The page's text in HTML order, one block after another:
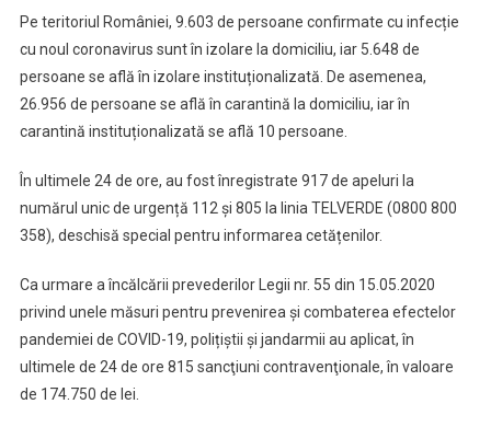
Pe teritoriul României, 9.603 de persoane confirmate cu infecție
cu noul coronavirus sunt în izolare la domiciliu, iar 5.648 de
persoane se află în izolare instituționalizată. De asemenea,
26.956 de persoane se află în carantină la domiciliu, iar în
carantină instituționalizată se află 10 persoane.
În ultimele 24 de ore, au fost înregistrate 917 de apeluri la
numărul unic de urgență 112 și 805 la linia TELVERDE (0800 800
358), deschisă special pentru informarea cetățenilor.
Ca urmare a încălcării prevederilor Legii nr. 55 din 15.05.2020
privind unele măsuri pentru prevenirea și combaterea efectelor
pandemiei de COVID-19, polițiștii și jandarmii au aplicat, în
ultimele de 24 de ore 815 sancţiuni contravenţionale, în valoare
de 174.750 de lei.